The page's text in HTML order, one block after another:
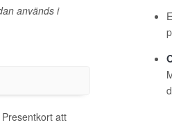
används i
att